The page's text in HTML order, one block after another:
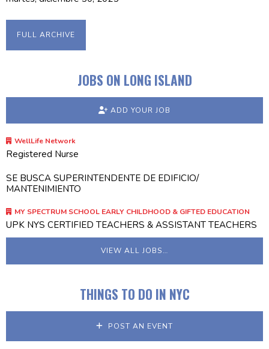
FULL ARCHIVE
JOBS ON LONG ISLAND
ADD YOUR JOB
WellLife Network
Registered Nurse
SE BUSCA SUPERINTENDENTE DE EDIFICIO/
MANTENIMIENTO
MY SPECTRUM SCHOOL EARLY CHILDHOOD & GIFTED EDUCATION
UPK NYS CERTIFIED TEACHERS & ASSISTANT TEACHERS
VIEW ALL JOBS…
THINGS TO DO IN NYC
POST AN EVENT